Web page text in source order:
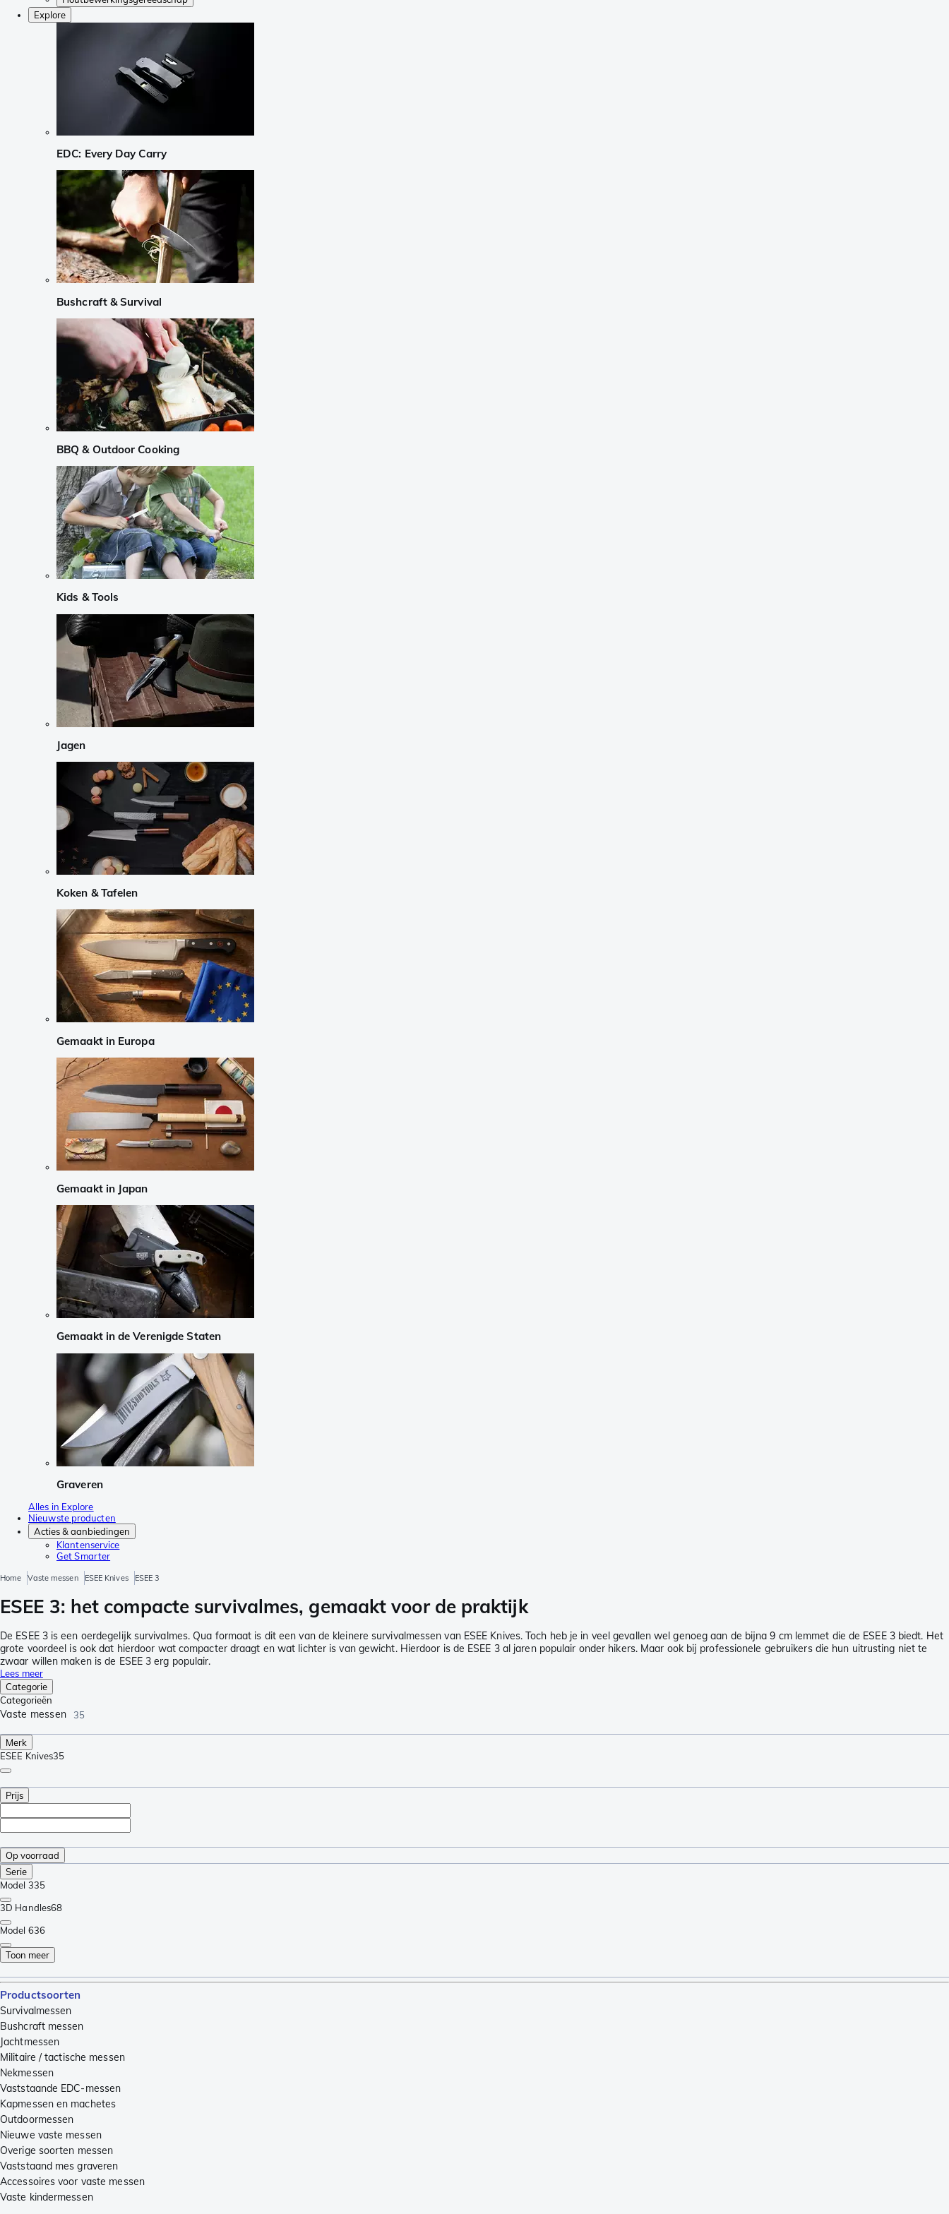
Explore
EDC: Every Day Carry
Bushcraft & Survival
BBQ & Outdoor Cooking
Kids & Tools
Jagen
Koken & Tafelen
Gemaakt in Europa
Gemaakt in Japan
Gemaakt in de Verenigde Staten
Graveren
Alles in Explore
Nieuwste producten
Acties & aanbiedingen
Klantenservice
Get Smarter
Home Vaste messen ESEE Knives ESEE 3
ESEE 3: het compacte survivalmes, gemaakt voor de praktijk
De ESEE 3 is een oerdegelijk survivalmes. Qua formaat is dit een van de kleinere survivalmessen van ESEE Knives. Toch heb je in veel gevallen wel genoeg aan de bijna 9 cm lemmet die de ESEE 3 biedt. Het
grote voordeel is ook dat hierdoor wat compacter draagt en wat lichter is van gewicht. Hierdoor is de ESEE 3 al jaren populair onder hikers. Maar ook bij professionele gebruikers die hun uitrusting niet te
zwaar willen maken is de ESEE 3 erg populair.
Lees meer
Categorie
Categorieën
Vaste messen 35
Merk
ESEE Knives35
Prijs
Op voorraad
Serie
Model 335
3D Handles68
Model 636
Toon meer
Productsoorten
Survivalmessen
Bushcraft messen
Jachtmessen
Militaire / tactische messen
Nekmessen
Vaststaande EDC-messen
Kapmessen en machetes
Outdoormessen
Nieuwe vaste messen
Overige soorten messen
Vaststaand mes graveren
Accessoires voor vaste messen
Vaste kindermessen